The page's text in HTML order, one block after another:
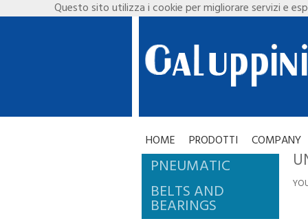
HOME
PRODOTTI COMPANY
PNEUMATIC
BELTS AND
BEARINGS
Questo sito utilizza i cookie per migliorare servizi e